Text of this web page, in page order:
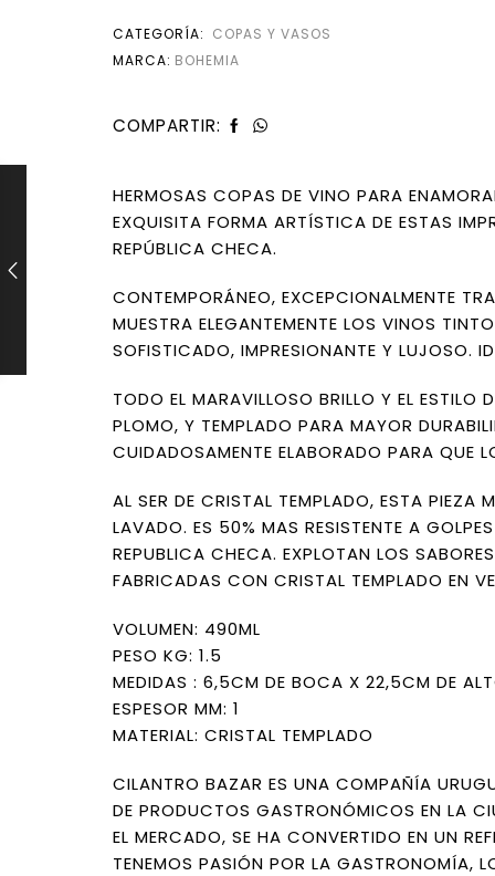
CATEGORÍA: COPAS Y VASOS
MARCA: BOHEMIA
COMPARTIR:
HERMOSAS COPAS DE VINO PARA
EXQUISITA FORMA ARTÍSTICA DE ESTAS
REPÚBLICA CHECA.
CONTEMPORÁNEO, EXCEPCIONALMENTE
MUESTRA ELEGANTEMENTE LOS VINOS
SOFISTICADO, IMPRESIONANTE Y LUJOSO.
TODO EL MARAVILLOSO BRILLO Y EL ESTILO
PLOMO, Y TEMPLADO PARA MAYOR
CUIDADOSAMENTE ELABORADO PARA QUE
AL SER DE CRISTAL TEMPLADO, ESTA
LAVADO. ES 50% MAS RESISTENTE A
REPUBLICA CHECA. EXPLOTAN LOS
FABRICADAS CON CRISTAL TEMPLADO EN
VOLUMEN: 490ML
PESO KG: 1.5
MEDIDAS : 6,5CM DE BOCA X 22,5CM DE
ESPESOR MM: 1
MATERIAL: CRISTAL TEMPLADO
CILANTRO BAZAR ES UNA COMPAÑÍA
DE PRODUCTOS GASTRONÓMICOS EN LA
EL MERCADO, SE HA CONVERTIDO EN UN
TENEMOS PASIÓN POR LA GASTRONOMÍA,